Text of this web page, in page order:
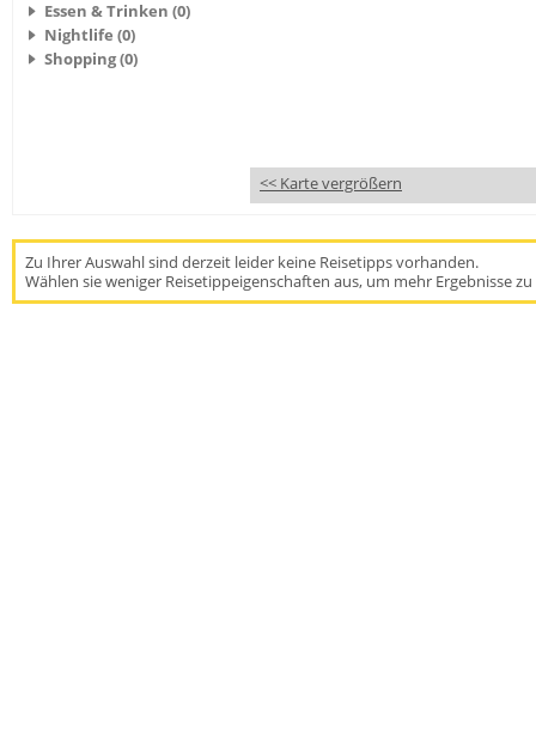
Essen & Trinken (0)
Nightlife (0)
Shopping (0)
<< Karte vergrößern
Zu Ihrer Auswahl sind derzeit leider keine Reisetipps vorhanden.
Wählen sie weniger Reisetippeigenschaften aus, um mehr Ergebnisse